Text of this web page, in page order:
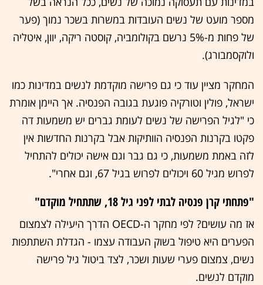
מספר מועט של נשים העובדות במשרות בשכר נמוך (פער
של פחות מ-5% נרשם בקולומביה, קוסטה ריקה, יוון, איטליה
ולוקסמבורג).
המחקר מציין עוד כי גם פרישה מוקדמת לנשים במדינות כמו
ישראל, פולין וטורקיה פוגעת בגובה הפנסיה. אך היימן אומרת
כי "לגיל הפרישה של נשים לעומת גברים יש משמעות דה
פקטו בקרנות הפנסיה הוותיקות אבל בקרנות החדשות אין
לזה באמת משמעות, כי גם גבר וגם אישה יכולים להתחיל
לפרוש מגיל 60 ויכולים לפרוש בגיל 67, וגם אחרי".
"פתחתי קרן פנסיה לבתי לפני גיל 18, שתתחיל מוקדם"
אז מה עושים? לפי מחקר ה-OECD הדרך היעילה לצמצום
הפערים היא טיפול בשוק העבודה עצמו - הגדלת השתתפות
נשים, צמצום פערי שעות ושכר, לצד ביטול גיל פרישה
מוקדם לנשים.